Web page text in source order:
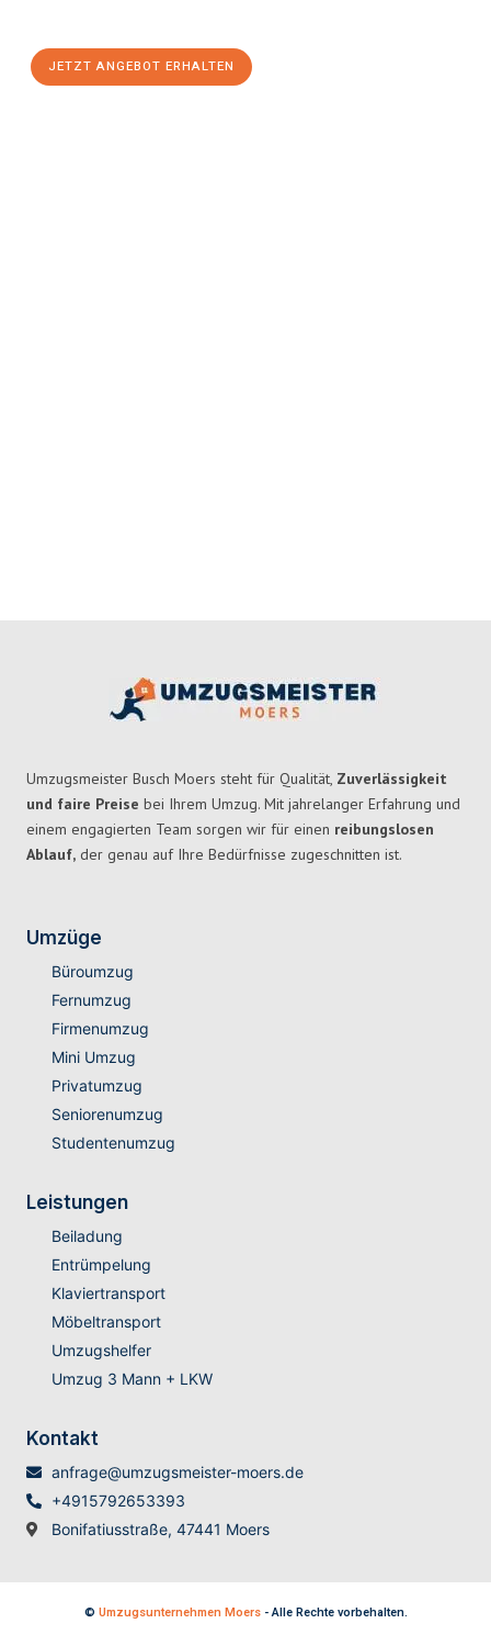
JETZT ANGEBOT ERHALTEN
Umzugsmeister Busch Moers steht für Qualität, Zuverlässigkeit
und faire Preise bei Ihrem Umzug. Mit jahrelanger Erfahrung und
einem engagierten Team sorgen wir für einen reibungslosen
Ablauf, der genau auf Ihre Bedürfnisse zugeschnitten ist.
Umzüge
Büroumzug
Fernumzug
Firmenumzug
Mini Umzug
Privatumzug
Seniorenumzug
Studentenumzug
Leistungen
Beiladung
Entrümpelung
Klaviertransport
Möbeltransport
Umzugshelfer
Umzug 3 Mann + LKW
Kontakt
anfrage@umzugsmeister-moers.de
+4915792653393
Bonifatiusstraße, 47441 Moers
© Umzugsunternehmen Moers- Alle Rechte vorbehalten.